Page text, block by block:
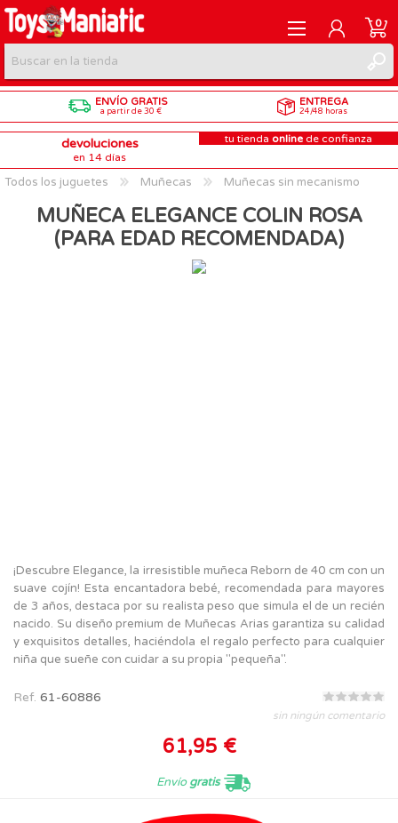
REGISTRARME
INICIAR SESIÓN
0
ENVÍO GRATIS
a partir de 30 €
ENTREGA
24/48 horas
devoluciones
en 14 días
tu tienda online de confianza
Todos los juguetes Muñecas Muñecas sin mecanismo
MUÑECA ELEGANCE COLIN ROSA
(PARA EDAD RECOMENDADA)
¡Descubre Elegance, la irresistible muñeca Reborn de 40 cm con un
suave cojín! Esta encantadora bebé, recomendada para mayores
de 3 años, destaca por su realista peso que simula el de un recién
nacido. Su diseño premium de Muñecas Arias garantiza su calidad
y exquisitos detalles, haciéndola el regalo perfecto para cualquier
niña que sueñe con cuidar a su propia "pequeña".
Ref. 61-60886
sin ningún comentario
61,95 €
Envíogratis